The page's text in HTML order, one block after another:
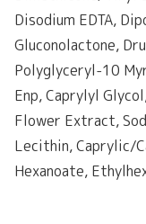
Disodium EDTA,
Gluconolactone,
Polyglyceryl-10
Enp, Caprylyl
Flower Extract,
Lecithin, Caprylic/
Hexanoate,